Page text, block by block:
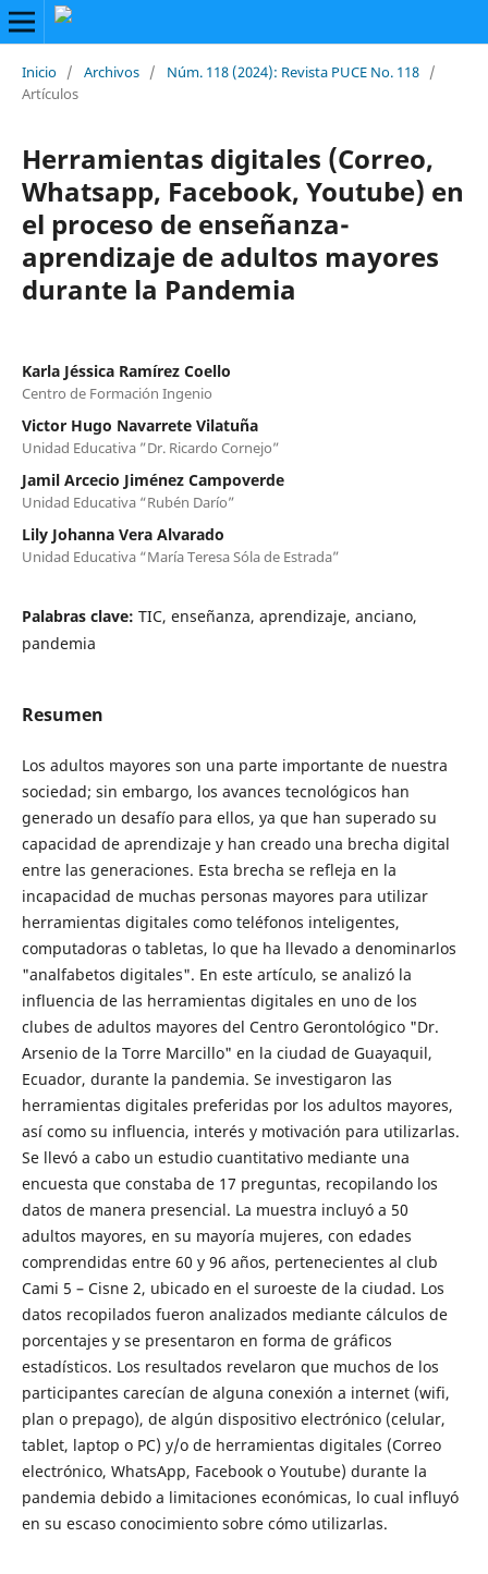
Inicio / Archivos / Núm. 118 (2024): Revista PUCE No. 118 /
Artículos
Herramientas digitales (Correo,
Whatsapp, Facebook, Youtube) en
el proceso de enseñanza-
aprendizaje de adultos mayores
durante la Pandemia
Karla Jéssica Ramírez Coello
Centro de Formación Ingenio
Victor Hugo Navarrete Vilatuña
Unidad Educativa ”Dr. Ricardo Cornejo”
Jamil Arcecio Jiménez Campoverde
Unidad Educativa “Rubén Darío”
Lily Johanna Vera Alvarado
Unidad Educativa “María Teresa Sóla de Estrada”
Palabras clave: TIC, enseñanza, aprendizaje, anciano,
pandemia
Resumen
Los adultos mayores son una parte importante de nuestra
sociedad; sin embargo, los avances tecnológicos han
generado un desafío para ellos, ya que han superado su
capacidad de aprendizaje y han creado una brecha digital
entre las generaciones. Esta brecha se refleja en la
incapacidad de muchas personas mayores para utilizar
herramientas digitales como teléfonos inteligentes,
computadoras o tabletas, lo que ha llevado a denominarlos
"analfabetos digitales". En este artículo, se analizó la
influencia de las herramientas digitales en uno de los
clubes de adultos mayores del Centro Gerontológico "Dr.
Arsenio de la Torre Marcillo" en la ciudad de Guayaquil,
Ecuador, durante la pandemia. Se investigaron las
herramientas digitales preferidas por los adultos mayores,
así como su influencia, interés y motivación para utilizarlas.
Se llevó a cabo un estudio cuantitativo mediante una
encuesta que constaba de 17 preguntas, recopilando los
datos de manera presencial. La muestra incluyó a 50
adultos mayores, en su mayoría mujeres, con edades
comprendidas entre 60 y 96 años, pertenecientes al club
Cami 5 – Cisne 2, ubicado en el suroeste de la ciudad. Los
datos recopilados fueron analizados mediante cálculos de
porcentajes y se presentaron en forma de gráficos
estadísticos. Los resultados revelaron que muchos de los
participantes carecían de alguna conexión a internet (wifi,
plan o prepago), de algún dispositivo electrónico (celular,
tablet, laptop o PC) y/o de herramientas digitales (Correo
electrónico, WhatsApp, Facebook o Youtube) durante la
pandemia debido a limitaciones económicas, lo cual influyó
en su escaso conocimiento sobre cómo utilizarlas.